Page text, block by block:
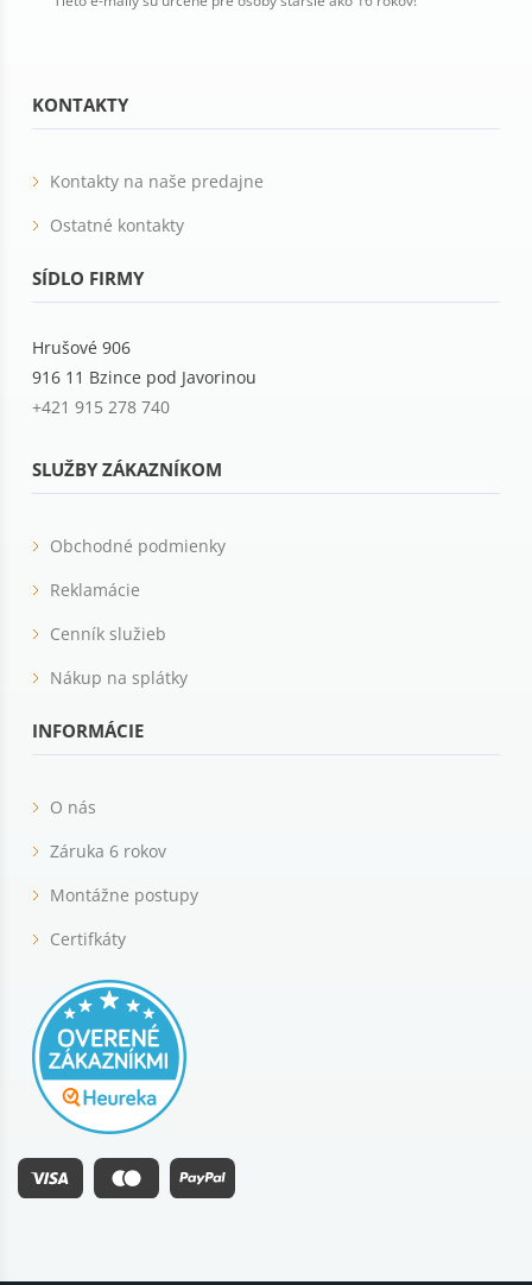
KONTAKTY
Kontakty na naše predajne
Ostatné kontakty
SÍDLO FIRMY
Hrušové 906
916 11 Bzince pod Javorinou
+421 915 278 740
SLUŽBY ZÁKAZNÍKOM
Obchodné podmienky
Reklamácie
Cenník služieb
Nákup na splátky
INFORMÁCIE
O nás
Záruka 6 rokov
Montážne postupy
Certifkáty